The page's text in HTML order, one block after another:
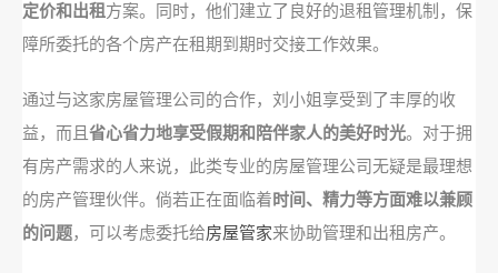
定价和出租 方案。同时，他们建立了良好的退租管理机制，保
障所委托的各个房产在租期到期时交接工作效果。
通过与这家房屋管理公司的合作，刘小姐享受到了丰厚的收
益，而且 省心省力地享受假期和陪伴家人的美好时光。对于拥
有房产需求的人来说，此类专业的房屋管理公司无疑是最理想
的房产管理伙伴。倘若正在面临着时间、精力等方面难以兼顾
的问题，可以考虑委托给房屋管家来协助管理和出租房产。